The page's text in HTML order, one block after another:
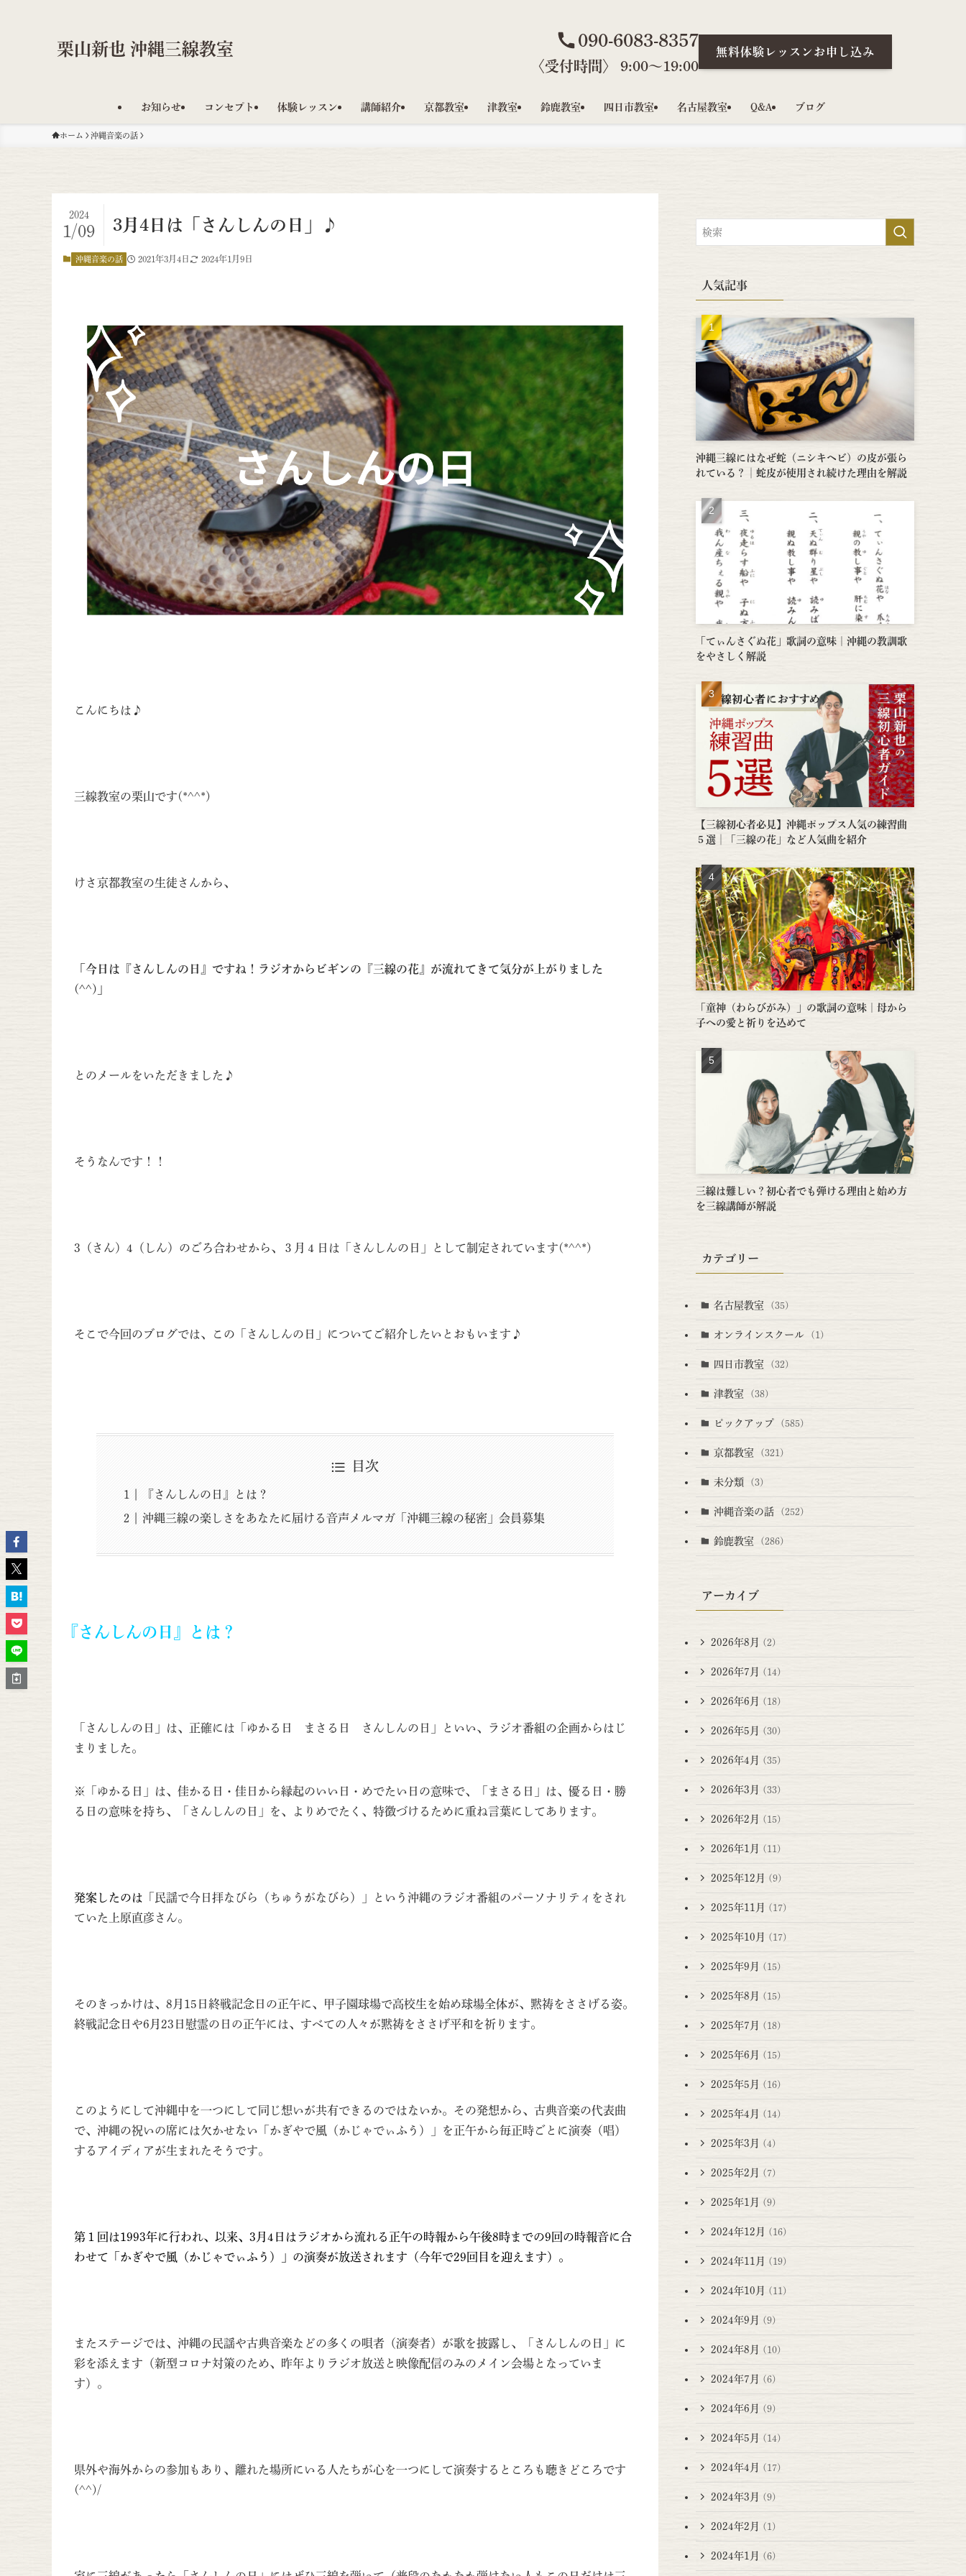
栗山新也 沖縄三線教室
お知らせ コンセプト 体験レッスン 講師紹介 京都教室 津教室 鈴鹿教室 四日市教室 名古屋教室 Q&A ブログ
090-6083-8357
〈受付時間〉 9:00〜19:00
無料体験レッスンお申し込み
ホーム 沖縄音楽の話
3月4日は「さんしんの日」♪
2024
1/09
沖縄音楽の話 2021年3月4日 2024年1月9日
こんにちは♪
三線教室の栗山です(*^^*)
けさ京都教室の生徒さんから、
「今日は『さんしんの日』ですね！ラジオからビギンの『三線の花』が流れてきて気分が上がりました
(^^)」
とのメールをいただきました♪
そうなんです！！
3（さん）4（しん）のごろ合わせから、３月４日は「さんしんの日」として制定されています(*^^*)
そこで今回のブログでは、この「さんしんの日」についてご紹介したいとおもいます♪
目次
『さんしんの日』とは？
沖縄三線の楽しさをあなたに届ける音声メルマガ「沖縄三線の秘密」会員募集
『さんしんの日』とは？
「さんしんの日」は、正確には「ゆかる日 まさる日 さんしんの日」といい、ラジオ番組の企画からはじ
まりました。
※「ゆかる日」は、佳かる日・佳日から縁起のいい日・めでたい日の意味で、「まさる日」は、優る日・勝
る日の意味を持ち、「さんしんの日」を、よりめでたく、特徴づけるために重ね言葉にしてあります。
発案したのは 「民謡で今日拝なびら（ちゅうがなびら）」という沖縄のラジオ番組のパーソナリティをされ
ていた上原直彦さん。
そのきっかけは、8月15日終戦記念日の正午に、甲子園球場で高校生を始め球場全体が、黙祷をささげる姿。
終戦記念日や6月23日慰霊の日の正午には、すべての人々が黙祷をささげ平和を祈ります。
このようにして沖縄中を一つにして同じ想いが共有できるのではないか。その発想から、古典音楽の代表曲
で、沖縄の祝いの席には欠かせない「かぎやで風（かじゃでぃふう）」を正午から毎正時ごとに演奏（唱）
するアイディアが生まれたそうです。
第１回は1993年に行われ、以来、3月4日はラジオから流れる正午の時報から午後8時までの9回の時報音に合
わせて「かぎやで風（かじゃでぃふう）」の演奏が放送されます（今年で29回目を迎えます）。
またステージでは、沖縄の民謡や古典音楽などの多くの唄者（演奏者）が歌を披露し、「さんしんの日」に
彩を添えます（新型コロナ対策のため、昨年よりラジオ放送と映像配信のみのメイン会場となっていま
す）。
県外や海外からの参加もあり、離れた場所にいる人たちが心を一つにして演奏するところも聴きどころです
(^^)/
人気記事
沖縄三線にはなぜ蛇（ニシキヘビ）の皮が張ら
れている？│蛇皮が使用され続けた理由を解説
「てぃんさぐぬ花」歌詞の意味｜沖縄の教訓歌
をやさしく解説
【三線初心者必見】沖縄ポップス人気の練習曲
５選│「三線の花」など人気曲を紹介
「童神（わらびがみ）」の歌詞の意味｜母から
子への愛と祈りを込めて
三線は難しい？初心者でも弾ける理由と始め方
を三線講師が解説
カテゴリー
名古屋教室 (35)
オンラインスクール (1)
四日市教室 (32)
津教室 (38)
ピックアップ (585)
京都教室 (321)
未分類 (3)
沖縄音楽の話 (252)
鈴鹿教室 (286)
アーカイブ
2026年8月 (2)
2026年7月 (14)
2026年6月 (18)
2026年5月 (30)
2026年4月 (35)
2026年3月 (33)
2026年2月 (15)
2026年1月 (11)
2025年12月 (9)
2025年11月 (17)
2025年10月 (17)
2025年9月 (15)
2025年8月 (15)
2025年7月 (18)
2025年6月 (15)
2025年5月 (16)
2025年4月 (14)
2025年3月 (4)
2025年2月 (7)
2025年1月 (9)
2024年12月 (16)
2024年11月 (19)
2024年10月 (11)
2024年9月 (9)
2024年8月 (10)
2024年7月 (6)
2024年6月 (9)
2024年5月 (14)
2024年4月 (17)
2024年3月 (9)
2024年2月 (1)
2024年1月 (6)